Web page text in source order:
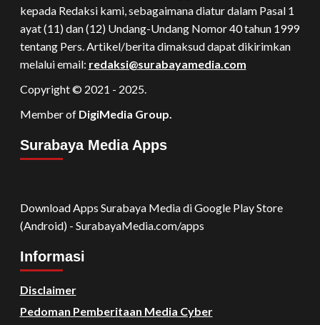
kepada Redaksi kami, sebagaimana diatur dalam Pasal 1
ayat (11) dan (12) Undang-Undang Nomor 40 tahun 1999
tentang Pers. Artikel/berita dimaksud dapat dikirimkan
melalui email: redaksi@surabayamedia.com
Copyright © 2021 - 2025.
Member of DigiMedia Group.
Surabaya Media Apps
Download Apps Surabaya Media di Google Play Store
(Android) - SurabayaMedia.com/apps
Informasi
Disclaimer
Pedoman Pemberitaan Media Cyber